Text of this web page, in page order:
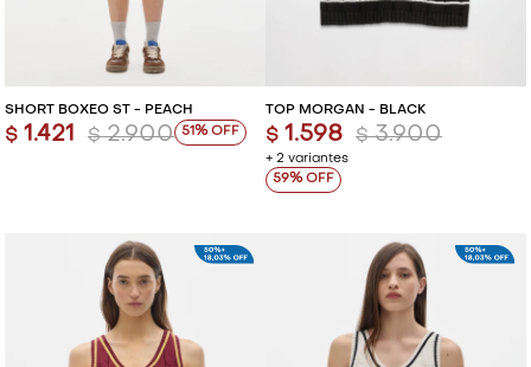
SHORT BOXEO ST - PEACH
$ 1.421 $ 2.900 51
TOP MORGAN - BLACK
+ 2 variantes
$ 1.598 $ 3.900
59